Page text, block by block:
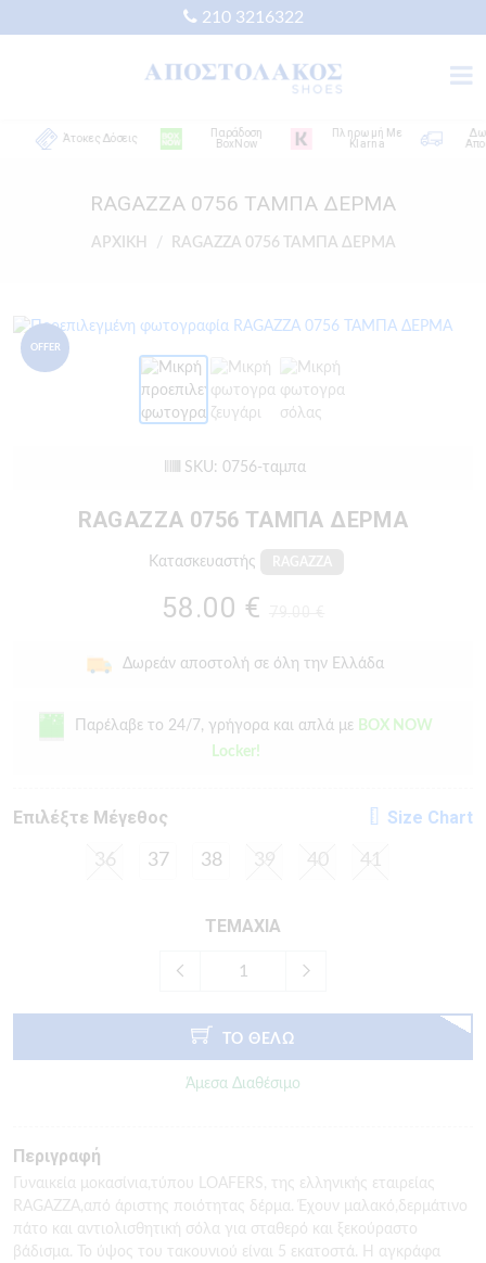
210 3216322
Άτοκες Δόσεις
Παράδοση
BoxNow
Πληρωμή Με
Klarna
RAGAZZA 0756 ΤΑΜΠΑ ΔΕΡΜΑ
ΑΡΧΙΚΗ RAGAZZA 0756 ΤΑΜΠΑ ΔΕΡΜΑ
OFFER
SKU: 0756-ταμπα
RAGAZZA 0756 ΤΑΜΠΑ ΔΕΡΜΑ
Κατασκευαστής
58.00 €
Δωρεάν αποστολή σε όλη την Ελλάδα
Παρέλαβε το 24/7, γρήγορα και απλά με BOX NOW
Locker!
Eπιλέξτε Μέγεθος Size Chart
36 37 38 39 40 41
ΤΕΜΑΧΙΑ
ΤΟ ΘΕΛΩ
Άμεσα Διαθέσιμο
Περιγραφή
Γυναικεία μοκασίνια,τύπου LOAFERS, της ελληνικής εταιρείας
RAGAZZA,από άριστης ποιότητας δέρμα. Έχουν μαλακό,δερμάτινο
πάτο και αντιολισθητική σόλα για σταθερό και ξεκούραστο
βάδισμα. Το ύψος του τακουνιού είναι 5 εκατοστά. Η αγκράφα